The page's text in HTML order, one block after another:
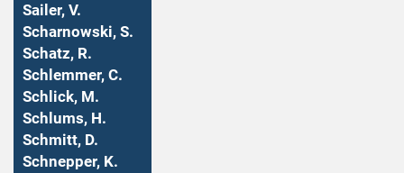
Sailer, V.
Scharnowski, S.
Schatz, R.
Schlemmer, C.
Schlick, M.
Schlums, H.
Schmitt, D.
Schnepper, K.